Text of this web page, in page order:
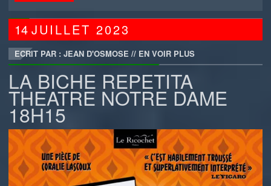
14JUILLET2023
ECRIT PAR : JEAN D'OSMOSE // EN VOIR PLUS
LA BICHE REPETITA
THEATRE NOTRE DAME
18H15